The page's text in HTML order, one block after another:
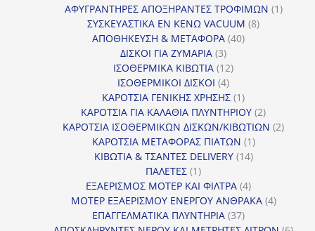
προϊόντα
ΑΦΥΓΡΑΝΤΗΡΕΣ ΑΠΟΞΗΡΑΝΤΕΣ ΤΡΟΦΙΜΩΝ 11
ΣΥΣΚΕΥΑΣΤΙΚΑ ΕΝ ΚΕΝΩ VACUUM 88
ΑΠΟΘΗΚΕΥΣΗ & ΜΕΤΑΦΟΡΑ 4040
ΔΙΣΚΟΙ ΓΙΑ ΖΥΜΑΡΙΑ 33
προϊόντα
ΙΣΟΘΕΡΜΙΚΑ ΚΙΒΩΤΙΑ 1212
ΙΣΟΘΕΡΜΙΚΟΙ ΔΙΣΚΟΙ 44
προϊόντα
ΚΑΡΟΤΣΙΑ ΓΕΝΙΚΗΣ ΧΡΗΣΗΣ 11
προϊόν
ΚΑΡΟΤΣΙΑ ΓΙΑ ΚΑΛΑΘΙΑ ΠΛΥΝΤΗΡΙΟΥ 22
προϊόντα
ΚΑΡΟΤΣΙΑ ΙΣΟΘΕΡΜΙΚΩΝ ΔΙΣΚΩΝ/ΚΙΒΩΤΙΩΝ 22
ΚΑΡΟΤΣΙΑ ΜΕΤΑΦΟΡΑΣ ΠΙΑΤΩΝ 11
προϊόν
ΚΙΒΩΤΙΑ & ΤΣΑΝΤΕΣ DELIVERY 1414
ΠΑΛΕΤΕΣ 11
προϊόν
ΕΞΑΕΡΙΣΜΟΣ ΜΟΤΕΡ ΚΑΙ ΦΙΛΤΡΑ 44
προϊόντα
ΜΟΤΕΡ ΕΞΑΕΡΙΣΜΟΥ ΕΝΕΡΓΟΥ ΑΝΘΡΑΚΑ 44
ΕΠΑΓΓΕΛΜΑΤΙΚΑ ΠΛΥΝΤΗΡΙΑ 3737